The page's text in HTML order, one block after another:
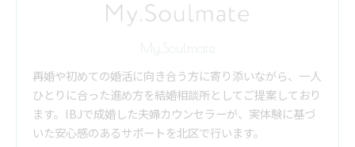
My.Soulmate
再婚や初めての婚活に向き合う方に寄り添いながら、一人
ひとりに合った進め方を結婚相談所としてご提案しており
ます。IBJで成婚した夫婦カウンセラーが、実体験に基づ
いた安心感のあるサポートを北区で行います。